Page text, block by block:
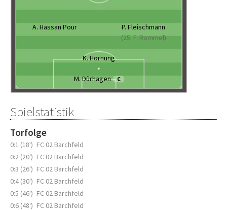
A. Hassan Pour
P. Fleischmann
(25' F. Rommel)
K. Hornung
M. Dürhagen C
Spielstatistik
Torfolge
0:1 (18') FC 02 Barchfeld
0:2 (20') FC 02 Barchfeld
0:3 (26') FC 02 Barchfeld
0:4 (30') FC 02 Barchfeld
0:5 (46') FC 02 Barchfeld
0:6 (48') FC 02 Barchfeld